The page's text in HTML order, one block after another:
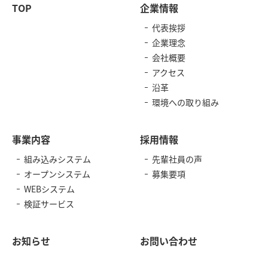
TOP 企業情報
代表挨拶
企業理念
会社概要
アクセス
沿革
環境への取り組み
事業内容
組み込みシステム
オープンシステム
WEBシステム
検証サービス
採用情報
先輩社員の声
募集要項
お知らせ お問い合わせ